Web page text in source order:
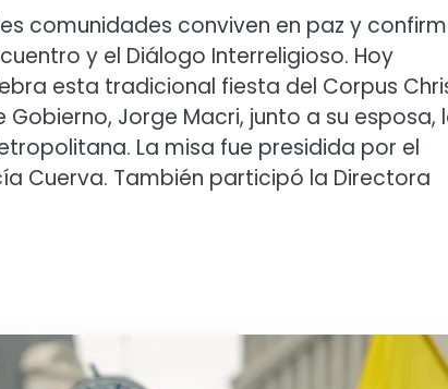
comunidades conviven en paz y
y el Diálogo Interreligioso. Hoy
esta tradicional fiesta del Corpus
Jorge Macri, junto a su esposa,
La misa fue presidida por el
Cuerva. También participó la Directora